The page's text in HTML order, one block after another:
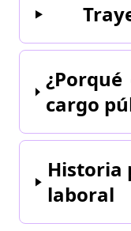
cargo
Historia
laboral